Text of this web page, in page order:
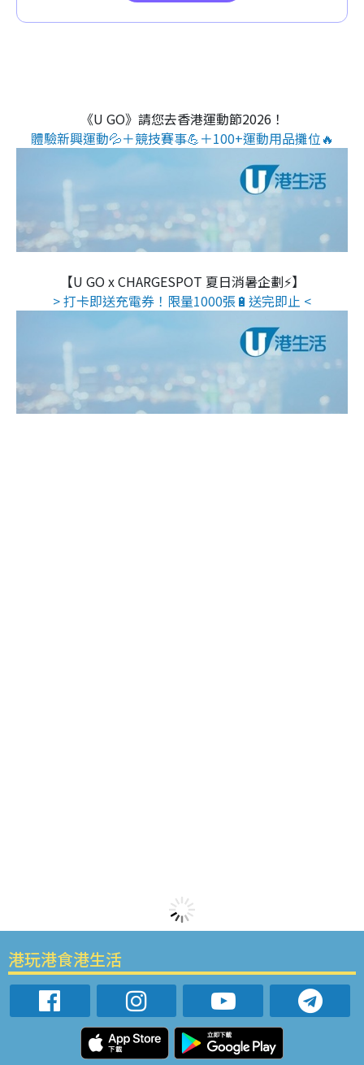
《U GO》請您去香港運動節2026！
體驗新興運動💦＋競技賽事💪＋100+運動用品攤位🔥
【U GO x CHARGESPOT 夏日消暑企劃⚡】
> 打卡即送充電券！限量1000張🔋送完即止 <
港玩港食港生活